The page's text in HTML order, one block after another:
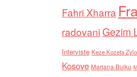
Fahri Xharra
radovaniGezim
Interviste Keze Kozeta Zylo
Kosove Marjana Bulku